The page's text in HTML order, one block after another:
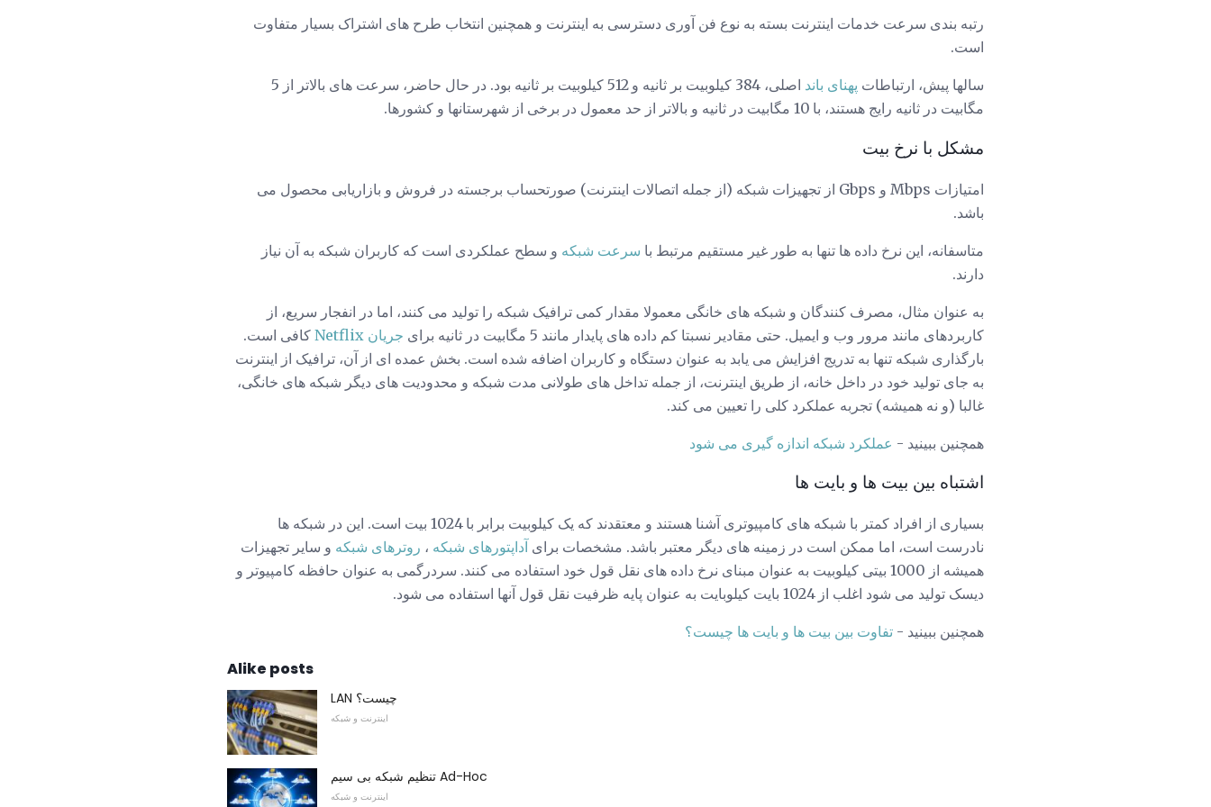
رتبه بندی سرعت خدمات اینترنت بسته به نوع فن آوری دسترسی به اینترنت و همچنین انتخاب طرح های اشتراک بسیار متفاوت
است.
سالها پیش، ارتباطات پهنای باند
اصلی، 384 کیلوبیت بر ثانیه و 512 کیلوبیت بر ثانیه بود. در حال حاضر، سرعت های بالاتر از 5
مگابیت در ثانیه رایج هستند، با 10 مگابیت در ثانیه و بالاتر از حد معمول در برخی از شهرستانها و کشورها.
مشکل با نرخ بیت
امتیازات Mbps و Gbps از تجهیزات شبکه (از جمله اتصالات اینترنت) صورتحساب برجسته در فروش و بازاریابی محصول می
باشد.
متاسفانه، این نرخ داده ها تنها به طور غیر مستقیم مرتبط با سرعت شبکه و سطح عملکردی است که کاربران شبکه به آن نیاز
دارند.
به عنوان مثال، مصرف کنندگان و شبکه های خانگی معمولا مقدار کمی ترافیک شبکه را تولید می کنند، اما در انفجار سریع، از
کاربردهای مانند مرور وب و ایمیل. حتی مقادیر نسبتا کم داده های پایدار مانند 5 مگابیت در ثانیه برای
جریان Netflix
کافی است.
بارگذاری شبکه تنها به تدریج افزایش می یابد به عنوان دستگاه و کاربران اضافه شده است. بخش عمده ای از آن، ترافیک از اینترنت
به جای تولید خود در داخل خانه، از طریق اینترنت، از جمله تداخل های طولانی مدت شبکه و محدودیت های دیگر شبکه های خانگی،
غالبا (و نه همیشه) تجربه عملکرد کلی را تعیین می کند.
همچنین ببینید - عملکرد شبکه اندازه گیری می شود
اشتباه بین بیت ها و بایت ها
بسیاری از افراد کمتر با شبکه های کامپیوتری آشنا هستند و معتقدند که یک کیلوبیت برابر با 1024 بیت است. این در شبکه ها
نادرست است، اما ممکن است در زمینه های دیگر معتبر باشد. مشخصات برای آداپتورهای شبکه ، روترهای شبکه و سایر تجهیزات
همیشه از 1000 بیتی کیلوبیت به عنوان مبنای نرخ داده های نقل قول خود استفاده می کنند. سردرگمی به عنوان حافظه کامپیوتر و
دیسک تولید می شود اغلب از 1024 بایت کیلوبایت به عنوان پایه ظرفیت نقل قول آنها استفاده می شود.
همچنین ببینید - تفاوت بین بیت ها و بایت ها چیست؟
Alike posts
LAN چیست؟
اینترنت و شبکه
تنظیم شبکه بی سیم Ad-Hoc
اینترنت و شبکه